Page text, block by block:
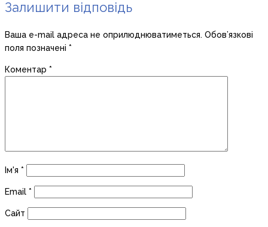
Залишити відповідь
Ваша e-mail адреса не оприлюднюватиметься. Обов’язкові
поля позначені *
Коментар *
Ім'я *
Email *
Сайт